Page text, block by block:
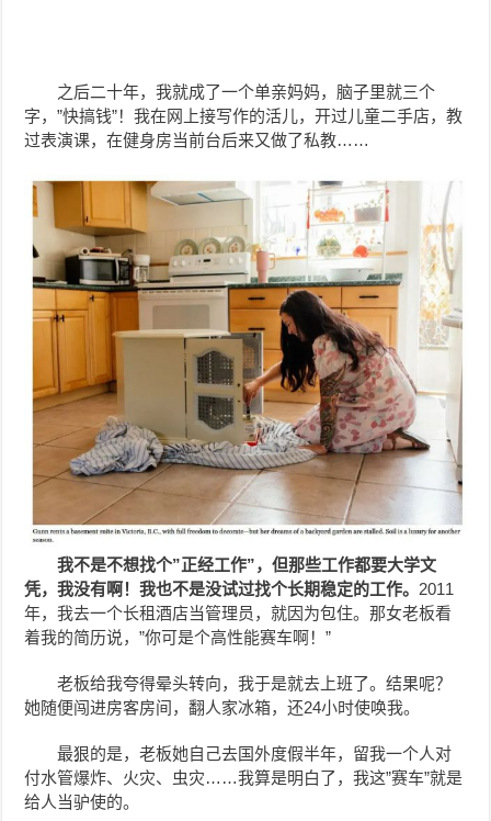
之后二十年，我就成了一个单亲妈妈，脑子里就三个
字，”快搞钱”！我在网上接写作的活儿，开过儿童二手店，教
过表演课，在健身房当前台后来又做了私教……
我不是不想找个”正经工作”，但那些工作都要大学文
凭，我没有啊！我也不是没试过找个长期稳定的工作。 2011
年，我去一个长租酒店当管理员，就因为包住。那女老板看
着我的简历说，”你可是个高性能赛车啊！”
老板给我夸得晕头转向，我于是就去上班了。结果呢？
她随便闯进房客房间，翻人家冰箱，还24小时使唤我。
最狠的是，老板她自己去国外度假半年，留我一个人对
付水管爆炸、火灾、虫灾……我算是明白了，我这”赛车”就是
给人当驴使的。